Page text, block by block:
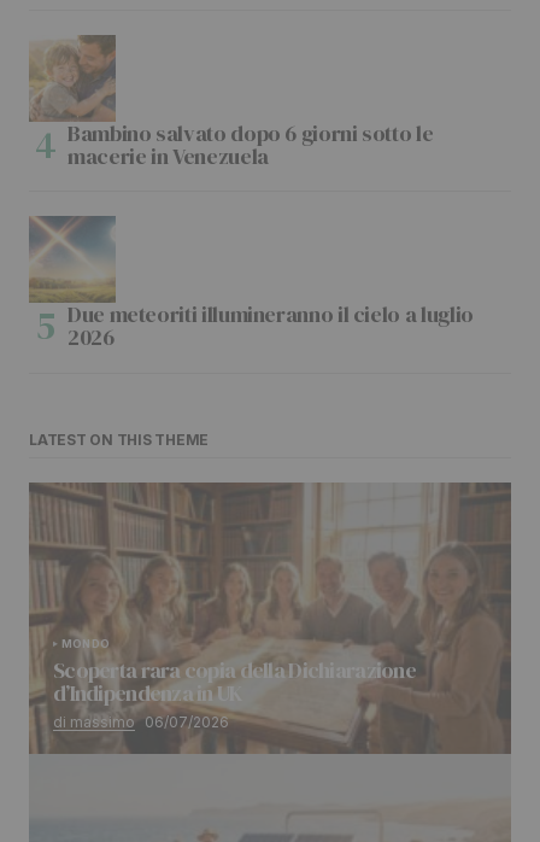
Bambino salvato dopo 6 giorni sotto le
macerie in Venezuela
Due meteoriti illumineranno il cielo a luglio
2026
LATEST ON THIS THEME
MONDO
Scoperta rara copia della Dichiarazione
d’Indipendenza in UK
di massimo 06/07/2026